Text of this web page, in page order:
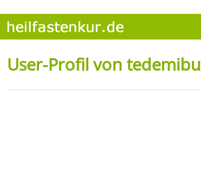
User-Profil von tedemibu